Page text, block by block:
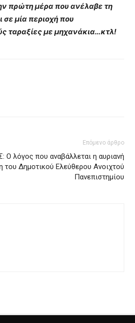
πρώτη μέρα που ανέλαβε τη
σε μία περιοχή που
ταραξίες με μηχανάκια…κτλ!
Επόμενο άρθρο
Ο λόγος που αναβάλλεται η αυριανή
του Δημοτικού Ελεύθερου Ανοιχτού
Πανεπιστημίου